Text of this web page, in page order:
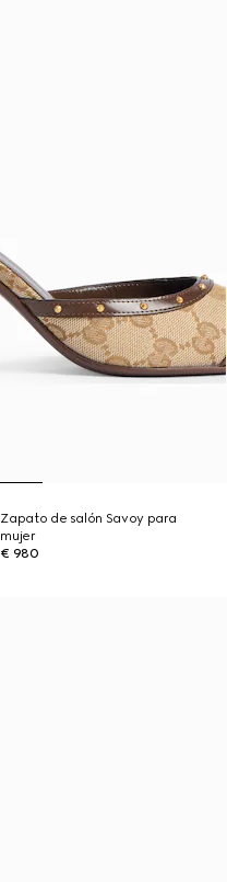
Zapato de salón Savoy para
mujer
€ 980